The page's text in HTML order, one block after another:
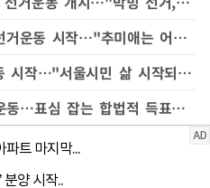
장동혁, '양향자 단식장'서 선거운동 시작…"추미애는 어디에 숨었나"
오세훈, 가락시장서 선거운동 시작…"서울시민 삶 시작되는 공간"
오늘부터 시작된 공식 선거운동…표심 잡는 합법적 득표활동은?